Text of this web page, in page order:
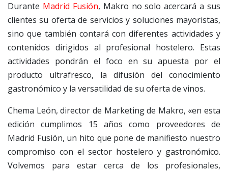
Durante Madrid Fusión, Makro no solo acercará a sus
clientes su oferta de servicios y soluciones mayoristas,
sino que también contará con diferentes actividades y
contenidos dirigidos al profesional hostelero. Estas
actividades pondrán el foco en su apuesta por el
producto ultrafresco, la difusión del conocimiento
gastronómico y la versatilidad de su oferta de vinos.
Chema León, director de Marketing de Makro, «en esta
edición cumplimos 15 años como proveedores de
Madrid Fusión, un hito que pone de manifiesto nuestro
compromiso con el sector hostelero y gastronómico.
Volvemos para estar cerca de los profesionales,